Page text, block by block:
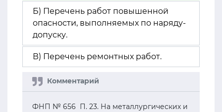
Б) Перечень работ повышенной
опасности, выполняемых по наряду-
допуску.
В) Перечень ремонтных работ.
ФНП № 656 П. 23. На металлургических и